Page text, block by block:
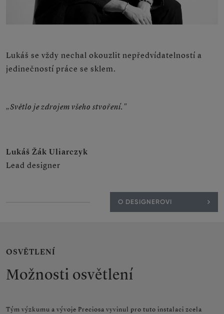
Lukáš se vždy nechal okouzlit nepředvídatelností a
jedinečností práce se sklem.
„Světlo je zdrojem všeho stvoření."
Lukáš Žák Uliarczyk
Lead designer
O DESIGNEROVI
OSVĚTLENÍ
Možnosti osvětlení
Tým výzkumu a vývoje Preciosa vyvinul pro tuto instalaci zcela